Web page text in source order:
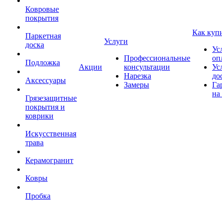
Ковровые
покрытия
Паркетная
доска
Подложка
Аксессуары
Грязезащитные
покрытия и
коврики
Искусственная
трава
Керамогранит
Ковры
Пробка
Акции
Услуги
Профессиональные
консультации
Нарезка
Замеры
Как
на